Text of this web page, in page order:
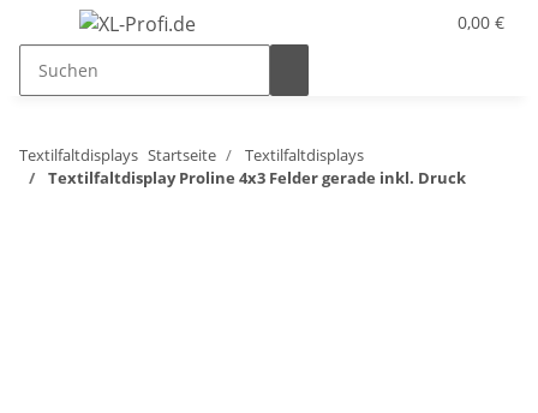
0,00 €
Textilfaltdisplays Startseite
Textilfaltdisplays
Textilfaltdisplay Proline 4x3 Felder gerade inkl. Druck